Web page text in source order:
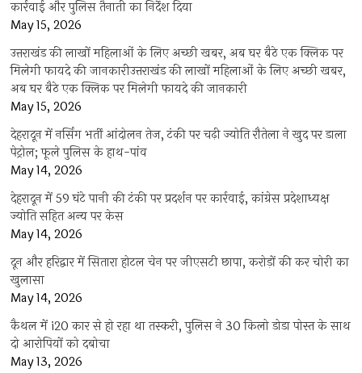
कार्रवाई और पुलिस तैनाती का निर्देश दिया
May 15, 2026
उत्तराखंड की लाखों महिलाओं के लिए अच्छी खबर, अब घर बैठे एक क्लिक पर
मिलेगी फायदे की जानकारीउत्तराखंड की लाखों महिलाओं के लिए अच्छी खबर,
अब घर बैठे एक क्लिक पर मिलेगी फायदे की जानकारी
May 15, 2026
देहरादून में नर्सिंग भर्ती आंदोलन तेज, टंकी पर चढ़ी ज्योति रौतेला ने खुद पर डाला
पेट्रोल; फूले पुलिस के हाथ-पांव
May 14, 2026
देहरादून में 59 घंटे पानी की टंकी पर प्रदर्शन पर कार्रवाई, कांग्रेस प्रदेशाध्यक्ष
ज्योति सहित अन्य पर केस
May 14, 2026
दून और हरिद्वार में सितारा होटल चेन पर जीएसटी छापा, करोड़ों की कर चोरी का
खुलासा
May 14, 2026
कैथल में i20 कार से हो रहा था तस्करी, पुलिस ने 30 किलो डोडा पोस्त के साथ
दो आरोपियों को दबोचा
May 13, 2026